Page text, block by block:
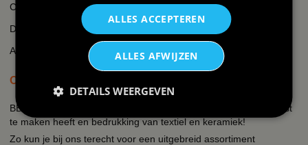
Cookie beleid
Disclaimer
AI-transparantieverklaring
OVER BBWEBWINKEL.NL
BBwebwinkel is een webshop die zich richt op alles wat met feest
te maken heeft en bedrukking van textiel en keramiek!
Zo kun je bij ons terecht voor een uitgebreid assortiment
ALLES ACCEPTEREN
ALLES AFWIJZEN
DETAILS WEERGEVEN